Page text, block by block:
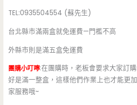
TEL:0935504554 (蘇先生)
台北縣市滿兩盒就免運費—門檻不高
外縣市則是滿五盒免運費
團購小叮嚀:在團購時，老板會要求大家訂
好是滿一整盒，這樣他們作業上也才能更
家服務哦~